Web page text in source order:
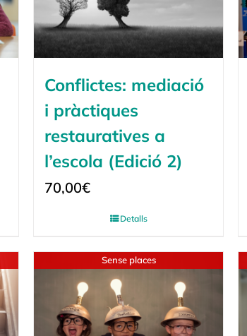
Conflictes: mediació
i pràctiques
restauratives a
l’escola (Edició 2)
70,00€
Detalls
Sense places